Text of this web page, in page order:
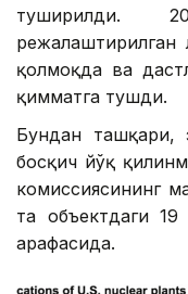
туширилди.
қолмоқда ва
қимматга тушди.
Бундан ташқари,
босқич йўқ
комиссиясининг
та объектдаги
арафасида.